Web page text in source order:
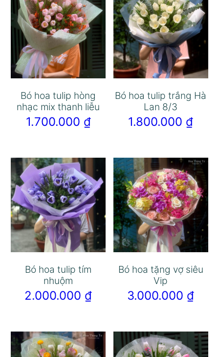
Bó hoa tulip hòng
nhạc mix thanh liễu
1.700.000 ₫
Bó hoa tulip trắng Hà
Lan 8/3
1.800.000 ₫
Bó hoa tulip tím
nhuộm
2.000.000 ₫
Bó hoa tặng vợ siêu
Vip
3.000.000 ₫